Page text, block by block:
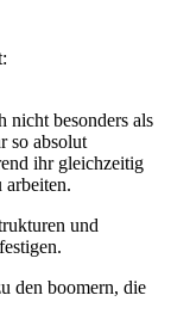
nicht besonders als
so absolut
ihr gleichzeitig
arbeiten.
und
den boomern, die